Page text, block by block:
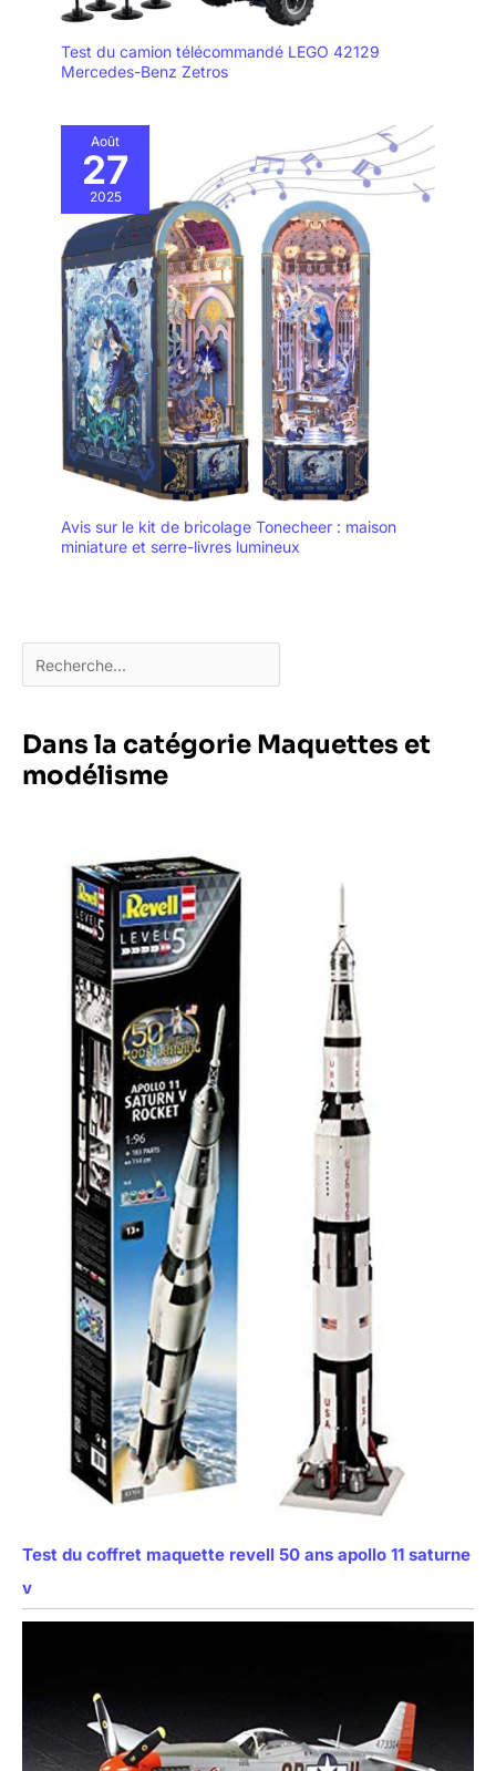
Test du camion télécommandé LEGO 42129
Mercedes-Benz Zetros
Août
27
2025
Avis sur le kit de bricolage Tonecheer : maison
miniature et serre-livres lumineux
Dans la catégorie Maquettes et
modélisme
Test du coffret maquette revell 50 ans apollo 11 saturne
v